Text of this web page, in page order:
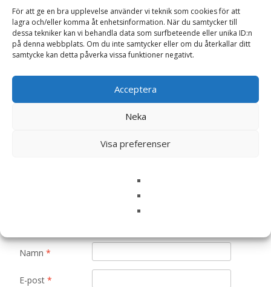
För att ge en bra upplevelse använder vi teknik som cookies för att
lagra och/eller komma åt enhetsinformation. När du samtycker till
dessa tekniker kan vi behandla data som surfbeteende eller unika ID:n
på denna webbplats. Om du inte samtycker eller om du återkallar ditt
samtycke kan detta påverka vissa funktioner negativt.
Acceptera
Neka
Visa preferenser
Recensioner
Det finns inga recensioner än.
Din e-postadress kommer inte publiceras.
Namn *
E-post *